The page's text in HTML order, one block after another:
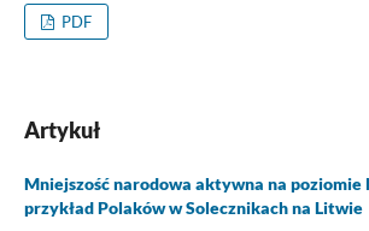
PDF
Artykuł
Mniejszość narodowa aktywna na poziomie
przykład Polaków w Solecznikach na Litwie